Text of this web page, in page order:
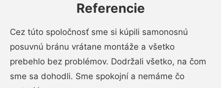
Referencie
Cez túto spoločnosť sme si kúpili samonosnú
posuvnú bránu vrátane montáže a všetko
prebehlo bez problémov. Dodržali všetko, na čom
sme sa dohodli. Sme spokojní a nemáme čo